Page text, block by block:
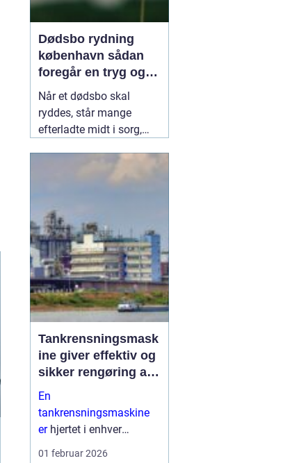
Dødsbo rydning
københavn sådan
foregår en tryg og
respektfuld rydning
Når et dødsbo skal
ryddes, står mange
efterladte midt i sorg,
ofte også tidspres. I en
by som København, hvor
deadlines til overtagelse
eller salg hurtigt nærmer
sig, kan en professionel
hjælp08 februar 2026
Tankrensningsmask
ine giver effektiv og
sikker rengøring af
tanke
En
tankrensningsmaskine
erhjertet i enhver
professionel løsning til
01 februar 2026